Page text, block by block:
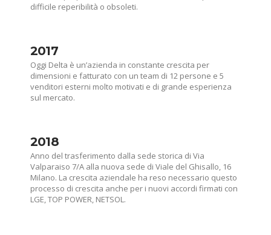
difficile reperibilità o obsoleti.
2017
Oggi Delta è un’azienda in constante crescita per
dimensioni e fatturato con un team di 12 persone e 5
venditori esterni molto motivati e di grande esperienza
sul mercato.
2018
Anno del trasferimento dalla sede storica di Via
Valparaiso 7/A alla nuova sede di Viale del Ghisallo, 16
Milano. La crescita aziendale ha reso necessario questo
processo di crescita anche per i nuovi accordi firmati con
LGE, TOP POWER, NETSOL.